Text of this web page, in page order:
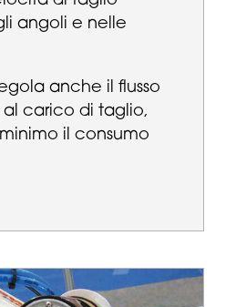
angoli e nelle
anche il flusso
al carico di taglio,
il consumo